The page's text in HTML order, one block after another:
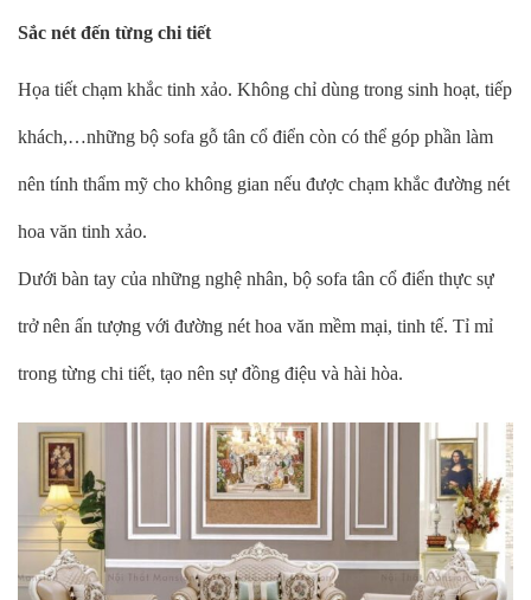
Sắc nét đến từng chi tiết
Họa tiết chạm khắc tinh xảo. Không chỉ dùng trong sinh hoạt, tiếp
khách,…những bộ sofa gỗ tân cổ điển còn có thể góp phần làm
nên tính thẩm mỹ cho không gian nếu được chạm khắc đường nét
hoa văn tinh xảo.
Dưới bàn tay của những nghệ nhân, bộ sofa tân cổ điển thực sự
trở nên ấn tượng với đường nét hoa văn mềm mại, tinh tế. Tỉ mỉ
trong từng chi tiết, tạo nên sự đồng điệu và hài hòa.